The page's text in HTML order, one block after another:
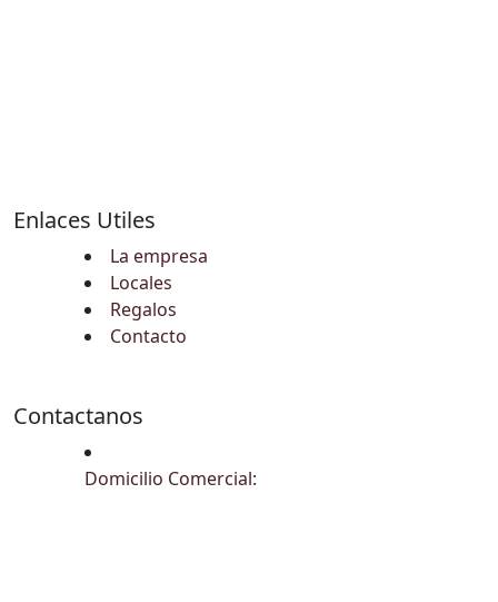
Enlaces Utiles
La empresa
Locales
Regalos
Contacto
Contactanos
Domicilio Comercial: